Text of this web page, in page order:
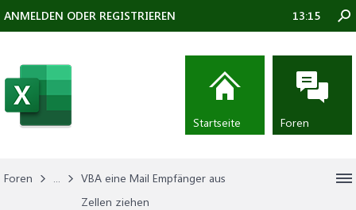
Foren ...
VBA eine Mail Empfänger aus
Zellen ziehen
ANMELDEN ODER REGISTRIEREN 13:15
Startseite Foren